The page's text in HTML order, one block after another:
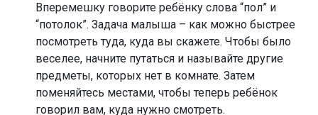
Вперемешку говорите ребёнку слова “пол” и
“потолок”. Задача малыша – как можно быстрее
посмотреть туда, куда вы скажете. Чтобы было
веселее, начните путаться и называйте другие
предметы, которых нет в комнате. Затем
поменяйтесь местами, чтобы теперь ребёнок
говорил вам, куда нужно смотреть.